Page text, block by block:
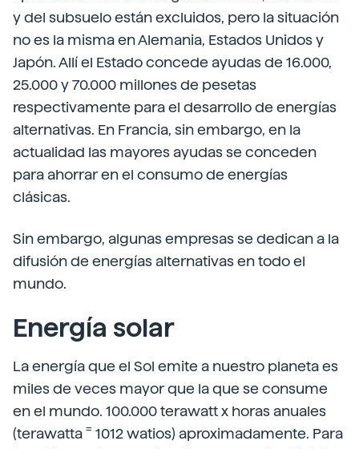
y del subsuelo están excluidos, pero la situación
no es la misma en Alemania, Estados Unidos y
Japón. Allí el Estado concede ayudas de 16.000,
25.000 y 70.000 millones de pesetas
respectivamente para el desarrollo de energías
alternativas. En Francia, sin embargo, en la
actualidad las mayores ayudas se conceden
para ahorrar en el consumo de energías
clásicas.
Sin embargo, algunas empresas se dedican a la
difusión de energías alternativas en todo el
mundo.
Energía solar
La energía que el Sol emite a nuestro planeta es
miles de veces mayor que la que se consume
en el mundo. 100.000 terawatt x horas anuales
(terawatta = 1012 watios) aproximadamente. Para